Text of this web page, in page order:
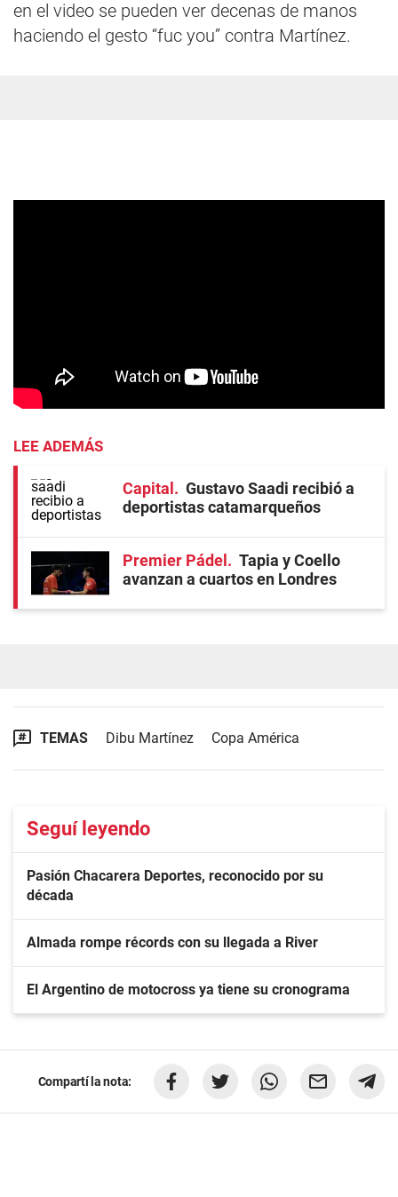
en el video se pueden ver decenas de manos
haciendo el gesto “fuc you” contra Martínez.
LEE ADEMÁS
Capital
Gustavo Saadi recibió a
deportistas catamarqueños
Premier Pádel
Tapia y Coello
avanzan a cuartos en Londres
TEMAS Dibu Martínez Copa América
Seguí leyendo
Pasión Chacarera Deportes, reconocido por su
década
Almada rompe récords con su llegada a River
El Argentino de motocross ya tiene su cronograma
Compartí la nota: